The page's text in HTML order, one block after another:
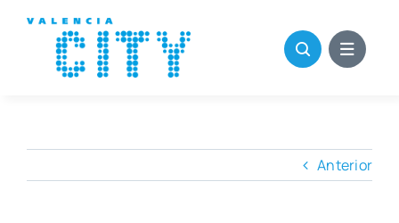
contenido
Anterior